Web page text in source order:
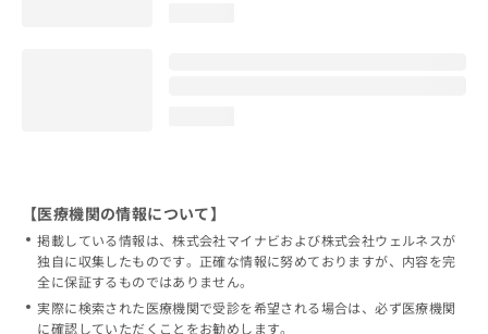
【医療機関の情報について】
掲載している情報は、株式会社マイナビおよび株式会社ウェルネスが
独自に収集したものです。正確な情報に努めておりますが、内容を完
全に保証するものではありません。
実際に検索された医療機関で受診を希望される場合は、必ず医療機関
に確認していただくことをお勧めします。